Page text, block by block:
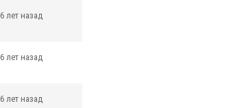
6 лет назад
6 лет назад
6 лет назад